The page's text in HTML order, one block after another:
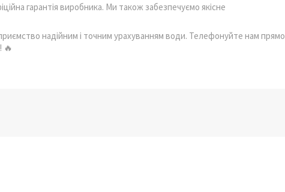
гарантія виробника. Ми також забезпечуємо якісне
надійним і точним урахуванням води. Телефонуйте нам прямо
🔥